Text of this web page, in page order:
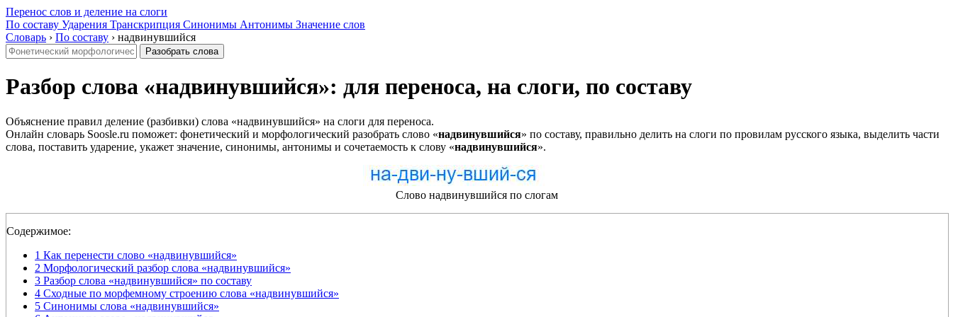
Перенос слов и деление на слоги
По составу Ударения Транскрипция Синонимы Антонимы Значение слов
Словарь › По составу › надвинувшийся
Разобрать слова
Разбор слова «надвинувшийся»: для переноса, на слоги, по составу
Объяснение правил деление (разбивки) слова «надвинувшийся» на слоги для переноса.
Онлайн словарь Soosle.ru поможет: фонетический и морфологический разобрать слово «надвинувшийся» по составу, правильно делить на слоги по провилам русского языка, выделить части
слова, поставить ударение, укажет значение, синонимы, антонимы и сочетаемость к слову «надвинувшийся».
Слово надвинувшийся по слогам
Содержимое:
1 Как перенести слово «надвинувшийся»
2 Морфологический разбор слова «надвинувшийся»
3 Разбор слова «надвинувшийся» по составу
4 Сходные по морфемному строению слова «надвинувшийся»
5 Синонимы слова «надвинувшийся»